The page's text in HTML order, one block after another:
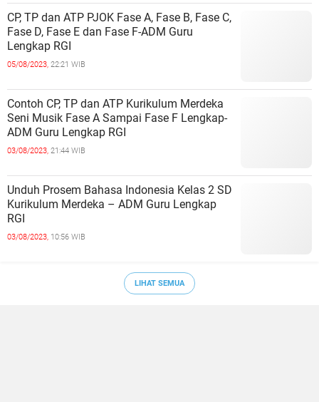
CP, TP dan ATP PJOK Fase A, Fase B, Fase C,
Fase D, Fase E dan Fase F-ADM Guru
Lengkap RGI
05/08/2023, 22:21 WIB
Contoh CP, TP dan ATP Kurikulum Merdeka
Seni Musik Fase A Sampai Fase F Lengkap-
ADM Guru Lengkap RGI
03/08/2023, 21:44 WIB
Unduh Prosem Bahasa Indonesia Kelas 2 SD
Kurikulum Merdeka – ADM Guru Lengkap
RGI
03/08/2023, 10:56 WIB
LIHAT SEMUA